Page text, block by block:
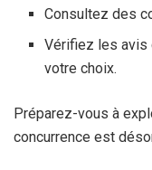
Consultez des
Vérifiez les avis
votre choix.
Préparez-vous à
concurrence est